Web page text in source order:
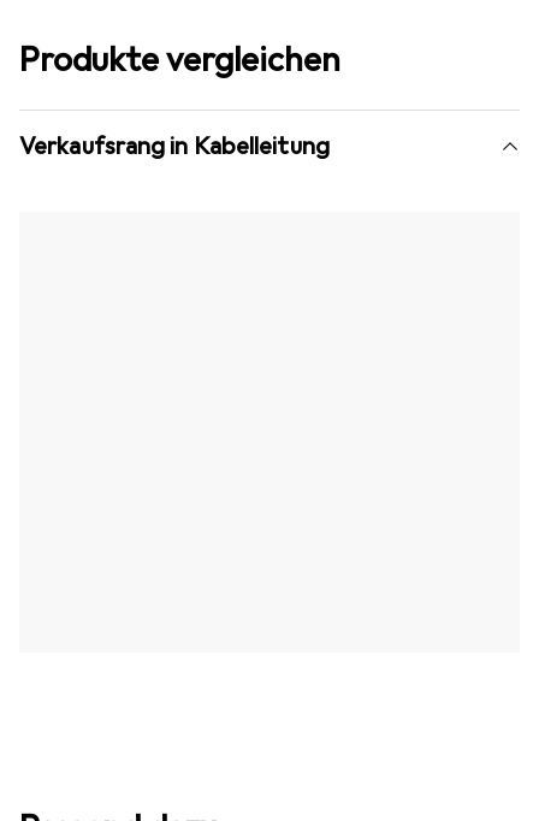
Produkte vergleichen
Verkaufsrang in Kabelleitung